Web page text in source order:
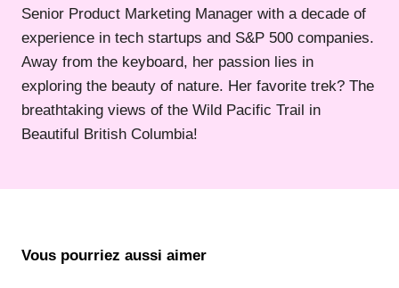
Senior Product Marketing Manager with a decade of
experience in tech startups and S&P 500 companies.
Away from the keyboard, her passion lies in
exploring the beauty of nature. Her favorite trek? The
breathtaking views of the Wild Pacific Trail in
Beautiful British Columbia!
Vous pourriez aussi aimer